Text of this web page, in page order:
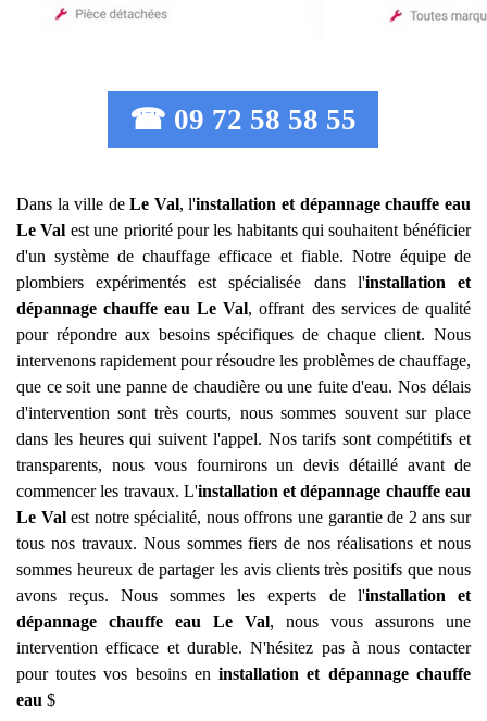
☎ 09 72 58 58 55
Dans la ville deLe Val, l'installation et dépannage chauffe eau
Le Val est une priorité pour les habitants qui souhaitent bénéficier
d'un système de chauffage efficace et fiable. Notre équipe de
plombiers expérimentés est spécialisée dans l'installation et
dépannage chauffe eau Le Val, offrant des services de qualité
pour répondre aux besoins spécifiques de chaque client. Nous
intervenons rapidement pour résoudre les problèmes de chauffage,
que ce soit une panne de chaudière ou une fuite d'eau. Nos délais
d'intervention sont très courts, nous sommes souvent sur place
dans les heures qui suivent l'appel. Nos tarifs sont compétitifs et
transparents, nous vous fournirons un devis détaillé avant de
commencer les travaux. L'installation et dépannage chauffe eau
Le Valest notre spécialité, nous offrons une garantie de 2 ans sur
tous nos travaux. Nous sommes fiers de nos réalisations et nous
sommes heureux de partager les avis clients très positifs que nous
avons reçus. Nous sommes les experts de l'installation et
dépannage chauffe eau
Le Val, nous vous assurons une
intervention efficace et durable. N'hésitez pas à nous contacter
pour toutes vos besoins eninstallation et dépannage chauffe
eau $